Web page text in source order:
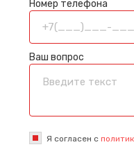
Номер телефона
Ваш вопрос
Я согласен с